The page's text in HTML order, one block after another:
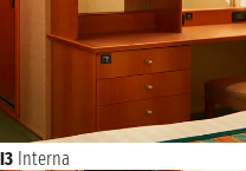
I3 Interna